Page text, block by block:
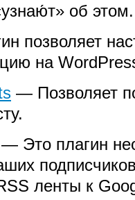
об этом.
позволяет
на
— Позволяет
— Это плагин
ленты к